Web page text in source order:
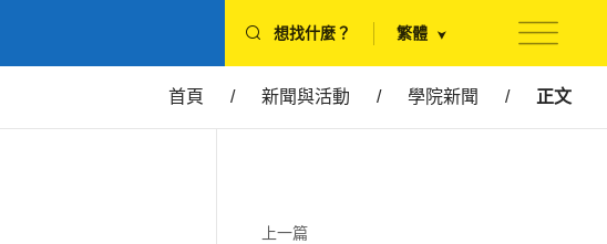
想找什麼？ 繁體
首頁 / 新聞與活動 / 學院新聞 / 正文
上一篇